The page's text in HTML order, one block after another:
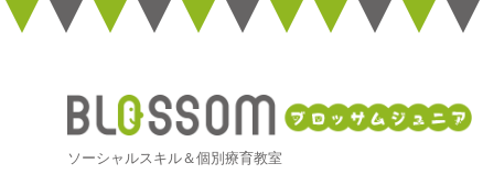
ソーシャルスキル＆個別療育教室